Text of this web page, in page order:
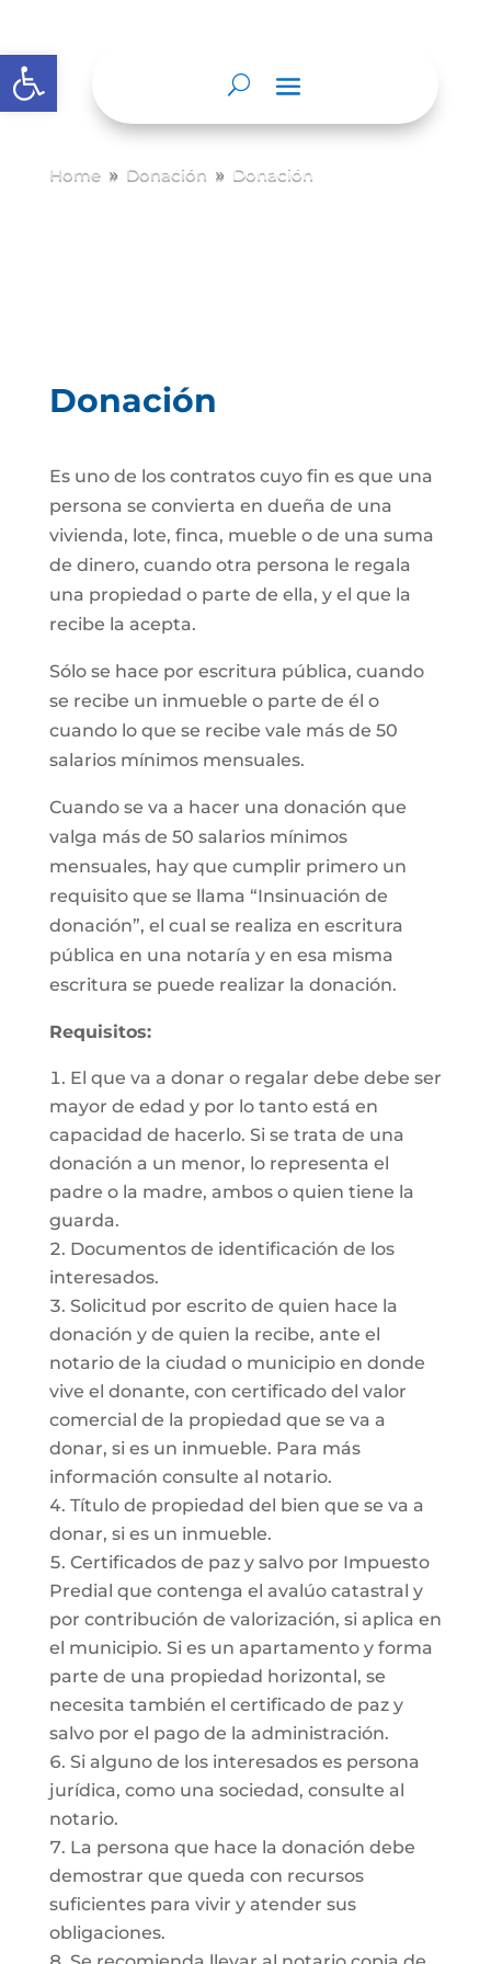
Abrir barra de herramientas
Home 9 Donación 9 Donación
Donación
Es uno de los contratos cuyo fin es que una
persona se convierta en dueña de una
vivienda, lote, finca, mueble o de una suma
de dinero, cuando otra persona le regala
una propiedad o parte de ella, y el que la
recibe la acepta.
Sólo se hace por escritura pública, cuando
se recibe un inmueble o parte de él o
cuando lo que se recibe vale más de 50
salarios mínimos mensuales.
Cuando se va a hacer una donación que
valga más de 50 salarios mínimos
mensuales, hay que cumplir primero un
requisito que se llama “Insinuación de
donación”, el cual se realiza en escritura
pública en una notaría y en esa misma
escritura se puede realizar la donación.
Requisitos:
El que va a donar o regalar debe debe ser
mayor de edad y por lo tanto está en
capacidad de hacerlo. Si se trata de una
donación a un menor, lo representa el
padre o la madre, ambos o quien tiene la
guarda.
Documentos de identificación de los
interesados.
Solicitud por escrito de quien hace la
donación y de quien la recibe, ante el
notario de la ciudad o municipio en donde
vive el donante, con certificado del valor
comercial de la propiedad que se va a
donar, si es un inmueble. Para más
información consulte al notario.
Título de propiedad del bien que se va a
donar, si es un inmueble.
Certificados de paz y salvo por Impuesto
Predial que contenga el avalúo catastral y
por contribución de valorización, si aplica en
el municipio. Si es un apartamento y forma
parte de una propiedad horizontal, se
necesita también el certificado de paz y
salvo por el pago de la administración.
Si alguno de los interesados es persona
jurídica, como una sociedad, consulte al
notario.
La persona que hace la donación debe
demostrar que queda con recursos
suficientes para vivir y atender sus
obligaciones.